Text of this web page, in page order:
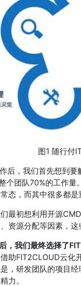
图1 随行付
后，我们首先想到
个团队70%的工作
态，而其中很多都是
最初想利用开源
资源分配等因素，
，我们最终选择了
借助FIT2CLOUD云化
，研发团队的项目
力。